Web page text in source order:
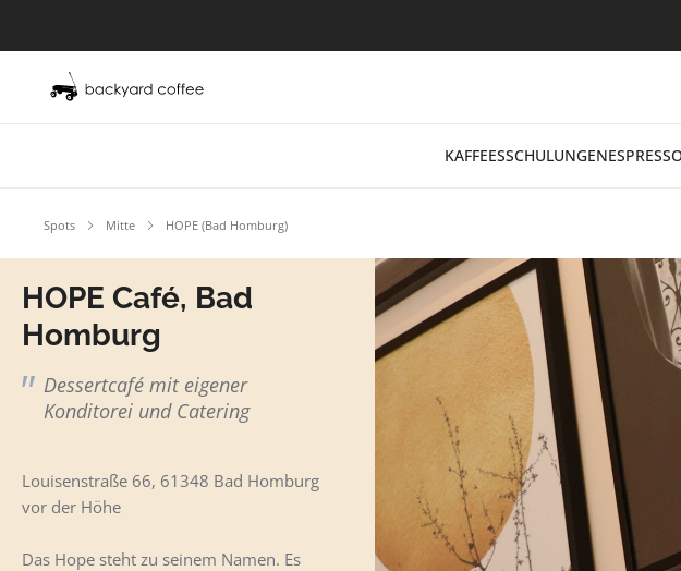
KAFFEESSCHULUNGEN
Spots Mitte HOPE (Bad Homburg)
HOPE Café, Bad
Homburg
Dessertcafé mit eigener
Konditorei und Catering
Louisenstraße 66, 61348 Bad Homburg
vor der Höhe
Das Hope steht zu seinem Namen. Es